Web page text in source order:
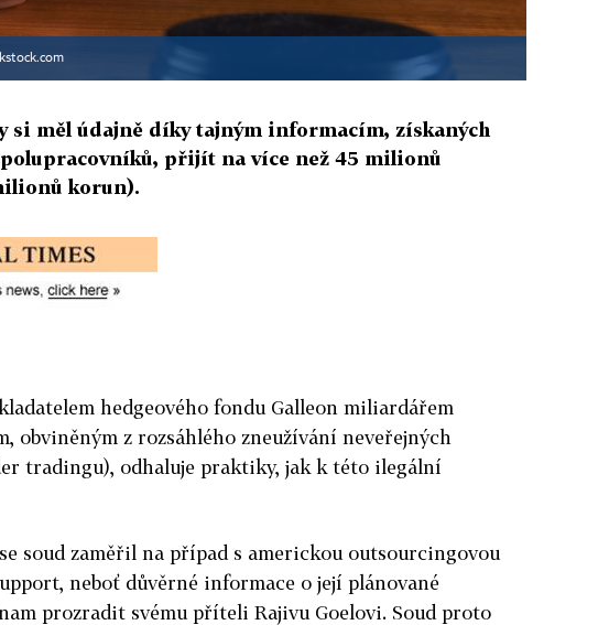
si měl údajně díky tajným informacím, získaných
přijít na více než 45 milionů
korun).
hedgeového fondu Galleon miliardářem
obviněným z rozsáhlého zneužívání neveřejných
tradingu), odhaluje praktiky, jak k této ilegální
soud zaměřil na případ s americkou outsourcingovou
neboť důvěrné informace o její plánované
prozradit svému příteli Rajivu Goelovi. Soud proto